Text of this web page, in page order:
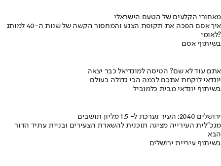
מאחורי הקלעים של הטעם הישראלי
איך אסם הפכה את תקופת הצנע והמחסור הקשה של שנות ה-40 למותג
לאומי?
בשיתוף אסם
אתם עוד לא שם? הטיסה למונדיאל כבר יצאה
יונדאי לוקחת אתכם לבמה הכי גדולה בעולם
בשיתוף יונדאי מבית כלמוביל
ירושלים 2040: העיר נערכת ל- 1.5 מליון תושבים
מנכ"לית העירייה מציגה תוכנית להשארת הצעירים ובניית עתיד הדור
הבא
בשיתוף עיריית ירושלים